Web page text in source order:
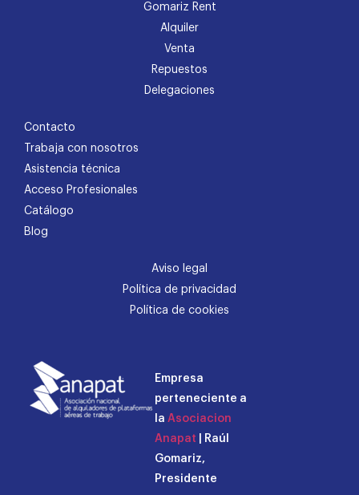
Gomariz Rent
Alquiler
Venta
Repuestos
Delegaciones
Contacto
Trabaja con nosotros
Asistencia técnica
Acceso Profesionales
Catálogo
Blog
Aviso legal
Política de privacidad
Política de cookies
Empresa
perteneciente a
la Asociacion
Anapat | Raúl
Gomariz,
Presidente